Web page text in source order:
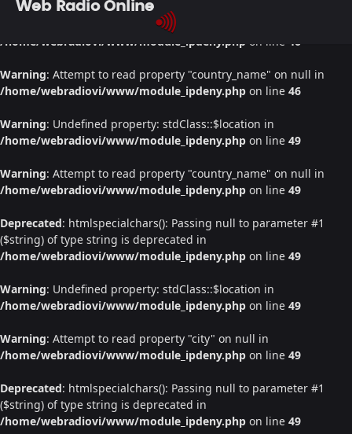
: Undefined property: stdClass::$location in
/home/webradiovi/www/module_ipdeny.php on line 46
Warning: Attempt to read property "country_name" on null in
/home/webradiovi/www/module_ipdeny.php on line 46
Warning: Undefined property: stdClass::$location in
/home/webradiovi/www/module_ipdeny.php on line 49
Warning: Attempt to read property "country_name" on null in
/home/webradiovi/www/module_ipdeny.php on line 49
Deprecated: htmlspecialchars(): Passing null to parameter #1
($string) of type string is deprecated in
/home/webradiovi/www/module_ipdeny.php on line 49
Warning: Undefined property: stdClass::$location in
/home/webradiovi/www/module_ipdeny.php on line 49
Warning: Attempt to read property "city" on null in
/home/webradiovi/www/module_ipdeny.php on line 49
Deprecated: htmlspecialchars(): Passing null to parameter #1
($string) of type string is deprecated in
/home/webradiovi/www/module_ipdeny.php on line 49
Web Radio Online